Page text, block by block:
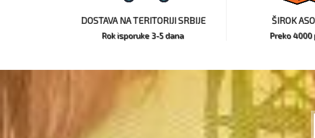
DOSTAVA NA TERITORIJI SRBIJE
Rok isporuke 3-5 dana
ŠIROK
Preko 4000